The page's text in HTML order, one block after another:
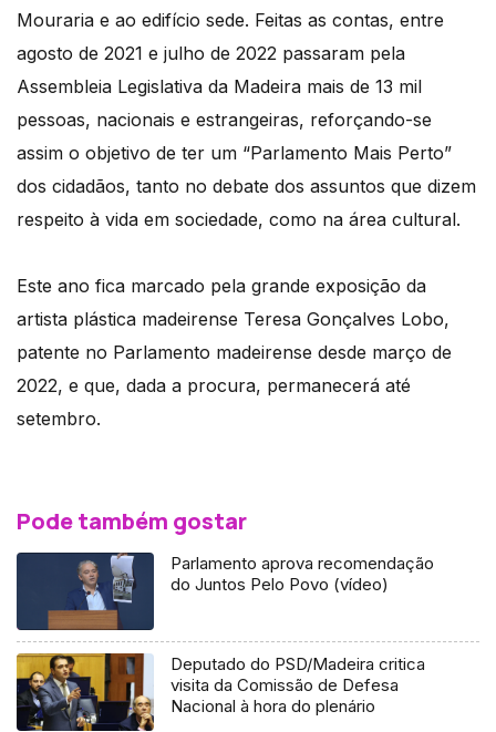
Mouraria e ao edifício sede. Feitas as contas, entre
agosto de 2021 e julho de 2022 passaram pela
Assembleia Legislativa da Madeira mais de 13 mil
pessoas, nacionais e estrangeiras, reforçando-se
assim o objetivo de ter um “Parlamento Mais Perto”
dos cidadãos, tanto no debate dos assuntos que dizem
respeito à vida em sociedade, como na área cultural.
Este ano fica marcado pela grande exposição da
artista plástica madeirense Teresa Gonçalves Lobo,
patente no Parlamento madeirense desde março de
2022, e que, dada a procura, permanecerá até
setembro.
Pode também gostar
Parlamento aprova recomendação
do Juntos Pelo Povo (vídeo)
Deputado do PSD/Madeira critica
visita da Comissão de Defesa
Nacional à hora do plenário